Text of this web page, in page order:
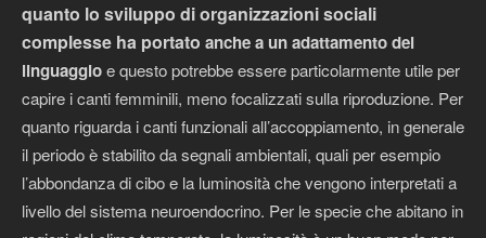
quanto lo sviluppo di organizzazioni sociali
complesse ha portato anchea un adattamento del
linguaggioe questo potrebbe essere particolarmente utile per
capire i canti femminili, meno focalizzati sulla riproduzione. Per
quanto riguarda i canti funzionali all’accoppiamento, in generale
il periodo è stabilito da segnali ambientali, quali per esempio
l’abbondanza di cibo e la luminosità che vengono interpretati a
livello del sistema neuroendocrino. Per le specie che abitano in